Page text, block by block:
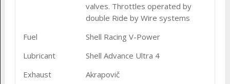
valves. Throttles operated by
double Ride by Wire systems
Fuel
Shell Racing V-Power
Lubricant
Shell Advance Ultra 4
Exhaust
Akrapovič